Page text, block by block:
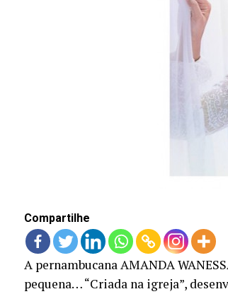
Compartilhe
A pernambucana AMANDA
pequena… “Criada na igreja”,